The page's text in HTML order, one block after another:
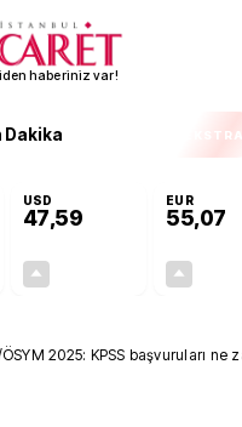
haberiniz var!
Dakika EKSTRA
USD
47,59
EUR
55,07
ÖSYM 2025: KPSS başvuruları ne